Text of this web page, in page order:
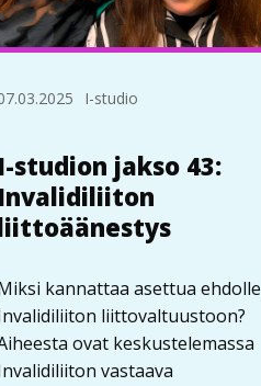
I-studio
I-studion jakso 43:
Invalidiliiton
kannattaa asettua ehdolle
liittovaltuustoon?
ovat keskustelemassa
vastaava